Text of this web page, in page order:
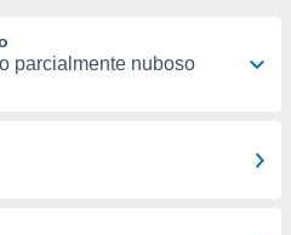
parcialmente nuboso